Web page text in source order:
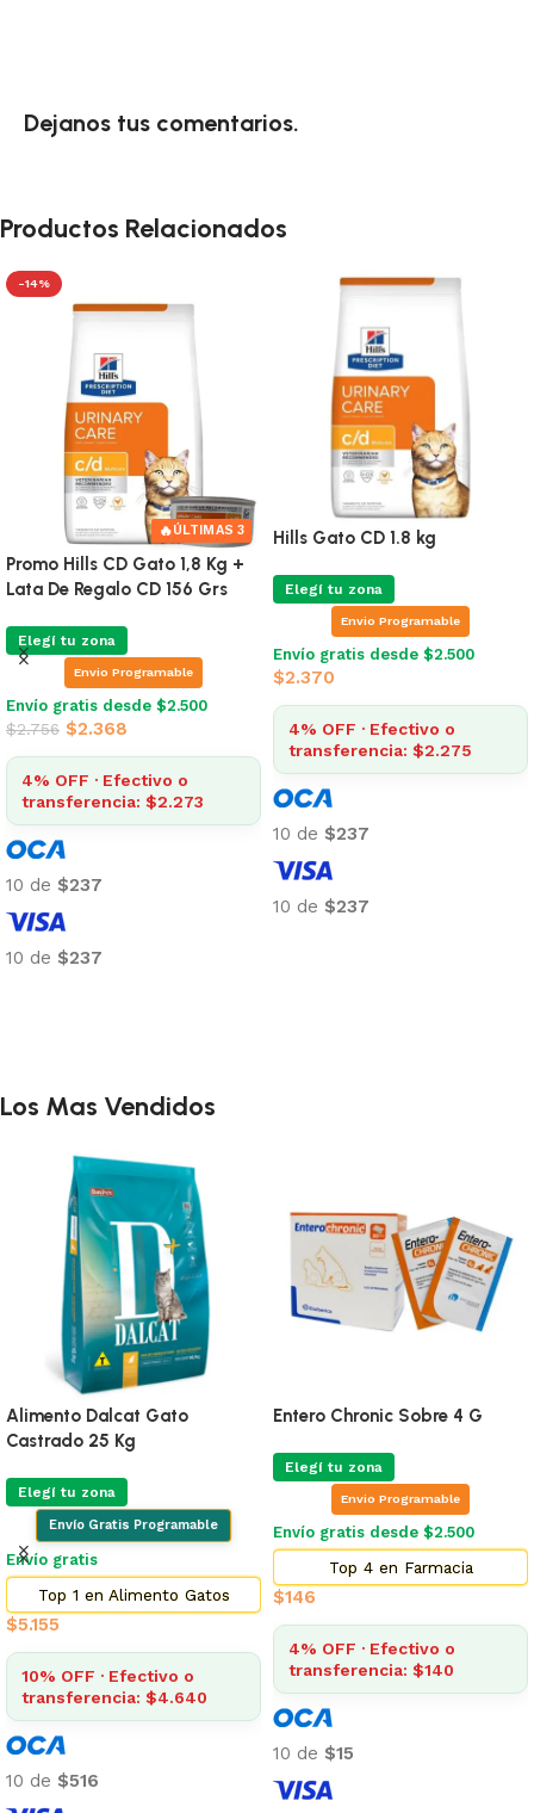
Dejanos tus comentarios.
Productos Relacionados
Hills Gato Mature Mas De 7+
1.8 kg
Envio Programable
Envío gratis desde $2.500
$1.941
4% OFF · Efectivo o
transferencia: $1.863
10 de$194
10 de$194
Añadir al carrito
Hills Hairball Control 1.6 kg
Elegí tu zona
Envio Programable
Envío gratis desde $2.500
$1.902
4% OFF · Efectivo o
transferencia: $1.826
10 de $190
10 de $190
Los Mas Vendidos
Alimento Dalcat Gato
Castrado 25 Kg
Elegí tu zona
Envío Gratis Programable
Envío gratis
Top 1 en Alimento Gatos
$5.155
10% OFF · Efectivo o
transferencia: $4.640
10 de $516
Entero Chronic Sobre 4 G
Elegí tu zona
Envio Programable
Envío gratis desde $2.500
Top 4 en Farmacia
$146
4% OFF · Efectivo o
transferencia: $140
10 de $15